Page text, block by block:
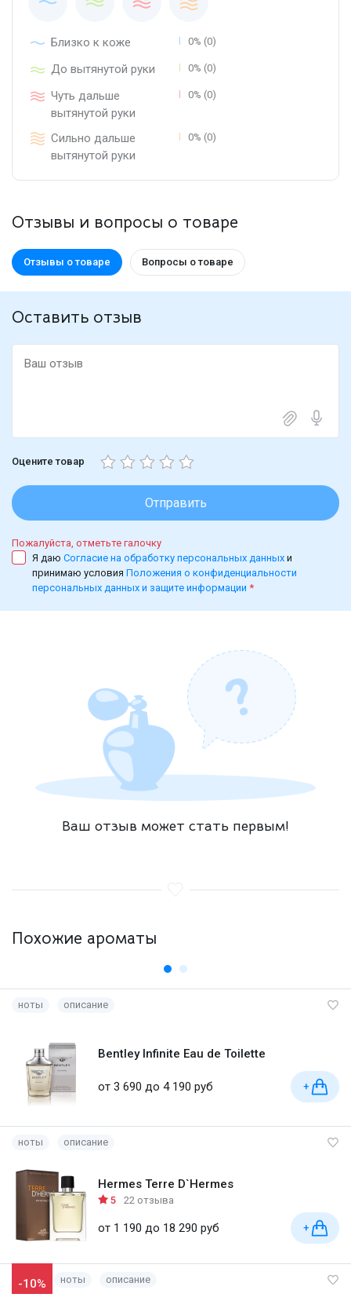
Близко к коже 0% (0)
До вытянутой руки 0% (0)
Чуть дальше
вытянутой руки
0% (0)
Сильно дальше
вытянутой руки
0% (0)
Отзывы и вопросы о товаре
Отзывы о товаре Вопросы о товаре
Оставить отзыв
Оцените товар
Отправить
Пожалуйста, отметьте галочку
Я даю Согласие на обработку персональных данных и
принимаю условия Положения о конфиденциальности
персональных данных и защите информации *
Ваш отзыв может стать первым!
Похожие ароматы
ноты описание
Bentley Infinite Eau de Toilette
от 3 690 до 4 190 руб +
ноты описание
Hermes Terre D`Hermes
5 22 отзыва
от 1 190 до 18 290 руб +
-10% ноты описание